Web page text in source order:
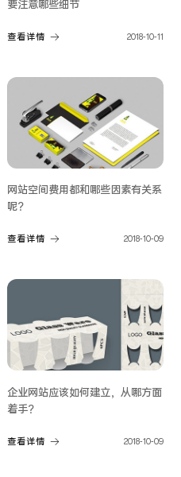
要注意哪些细节
查看详情 2018-10-11
网站空间费用都和哪些因素有关系
呢？
查看详情 2018-10-09
企业网站应该如何建立，从哪方面
着手？
查看详情 2018-10-09